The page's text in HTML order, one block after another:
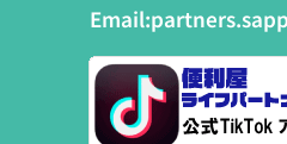
Email: